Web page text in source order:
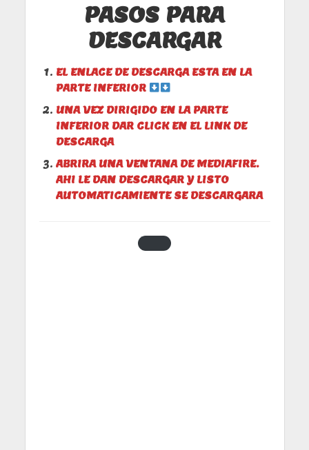
PASOS PARA
DESCARGAR
EL ENLACE DE DESCARGA ESTA EN LA
PARTE INFERIOR
UNA VEZ DIRIGIDO EN LA PARTE
INFERIOR DAR CLICK EN EL LINK DE
DESCARGA
ABRIRA UNA VENTANA DE MEDIAFIRE.
AHI LE DAN DESCARGAR Y LISTO
AUTOMATICAMIENTE SE DESCARGARA